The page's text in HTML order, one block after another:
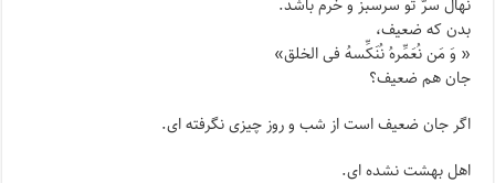
نهال سرّ تو سرسبز و خرم باشد.
بدن که ضعیف،
« وَ مَن نُعَمِّرهُ نُنَکِّسهُ فی الخلق»
جان هم ضعیف؟
اگر جان ضعیف است از شب و روز چیزی نگرفته ای.
اهل بهشت نشده ای.